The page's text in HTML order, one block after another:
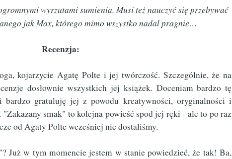
wyrzutami sumienia. Musi też nauczyć się przebywać
jak Max, którego mimo wszystko nadal pragnie…
Recenzja:
kojarzycie Agatę Polte i jej twórczość. Szczególnie, że na
dosłownie wszystkich jej książek. Doceniam bardzo tę
bardzo gratuluję jej z powodu kreatywności, oryginalności i
smak" to kolejna powieść spod jej ręki - ale to po raz
od Agaty Polte wcześniej nie dostaliśmy.
Już w tym momencie jestem w stanie powiedzieć, że tak! Ba,